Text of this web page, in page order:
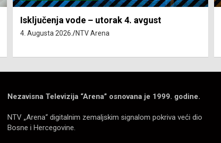
Isključenja vode – utorak 4. avgust
4. Augusta 2026. NTV Arena
Nezavisna Televizija “Arena” osnovana je 1999. godine.
NTV „Arena“ digitalnim zemaljskim signalom pokriva veći dio
Bosne i Hercegovine.